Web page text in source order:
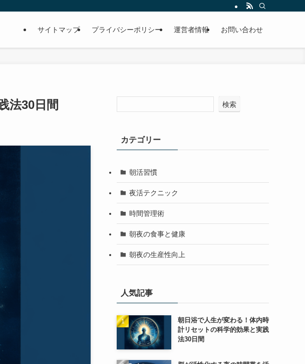
サイトマップ プライバシーポリシー 運営者情報 お問い合わせ
法30日間 検索
カテゴリー
朝活習慣
夜活テクニック
時間管理術
朝夜の食事と健康
朝夜の生産性向上
人気記事
朝日浴で人生が変わる！体内時
計リセットの科学的効果と実践
法30日間